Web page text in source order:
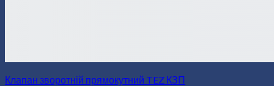
Клапан зворотній прямокутний TEZ КЗП